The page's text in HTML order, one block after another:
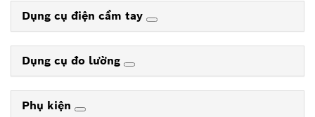
Dụng cụ điện cầm tay
Dụng cụ đo lường
Phụ kiện